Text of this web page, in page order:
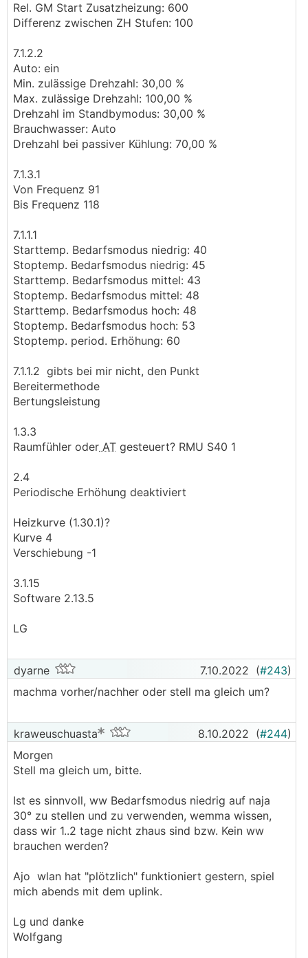
Wunschheizung:
Plan A: Erdwärmepumpe mit
Plan B: Luftwärmepumpe ohne RGK
Nebenparameter:
es muss nicht das Billigste vom Billigsten sein, will
dafür
ich interessiere mich für die Technik und Einstellung,
natürlich auch die Grundlagen und lerne gerne dazu,
will aber keine Wissenschaft draus machen und
zukünftig als Wärmepumpentechniker arbeiten
das Weib will zukünftig an Aufstellpool oder
Betonhochbeete sollen sich ausgehen
"normale" Bepflanzung muss auch noch möglich sein
(lt. Recherche kein Problem)
geplant ist das Ganze für 2022
dankbar.... und auch für Literaturtips....
Wolfgang
Rel. GM Start Zusatzheizung: 600
Differenz zwischen ZH Stufen: 100
7.1.2.2
Auto: ein
Min. zulässige Drehzahl: 30,00 %
Max. zulässige Drehzahl: 100,00 %
Drehzahl im Standbymodus: 30,00 %
Brauchwasser: Auto
Drehzahl bei passiver Kühlung: 70,00 %
7.1.3.1
Von Frequenz 91
Bis Frequenz 118
7.1.1.1
Starttemp. Bedarfsmodus niedrig: 40
Stoptemp. Bedarfsmodus niedrig: 45
Starttemp. Bedarfsmodus mittel: 43
Stoptemp. Bedarfsmodus mittel: 48
Starttemp. Bedarfsmodus hoch: 48
Stoptemp. Bedarfsmodus hoch: 53
Stoptemp. period. Erhöhung: 60
7.1.1.2 gibts bei mir nicht, den Punkt
Bereitermethode
Bertungsleistung
1.3.3
Raumfühler oder AT gesteuert? RMU S40 1
2.4
Periodische Erhöhung deaktiviert
Heizkurve (1.30.1)?
Kurve 4
Verschiebung -1
3.1.15
Software 2.13.5
LG
dyarne 7.10.2022 (#243)
machma vorher/nachher oder stell ma gleich um?
kraweuschuasta 8.10.2022 (#244)
Morgen
Stell ma gleich um, bitte.
Ist es sinnvoll, ww Bedarfsmodus niedrig auf naja
30° zu stellen und zu verwenden, wemma wissen,
dass wir 1..2 tage nicht zhaus sind bzw. Kein ww
brauchen werden?
Ajo wlan hat "plötzlich" funktioniert gestern, spiel
mich abends mit dem uplink.
Lg und danke
Wolfgang